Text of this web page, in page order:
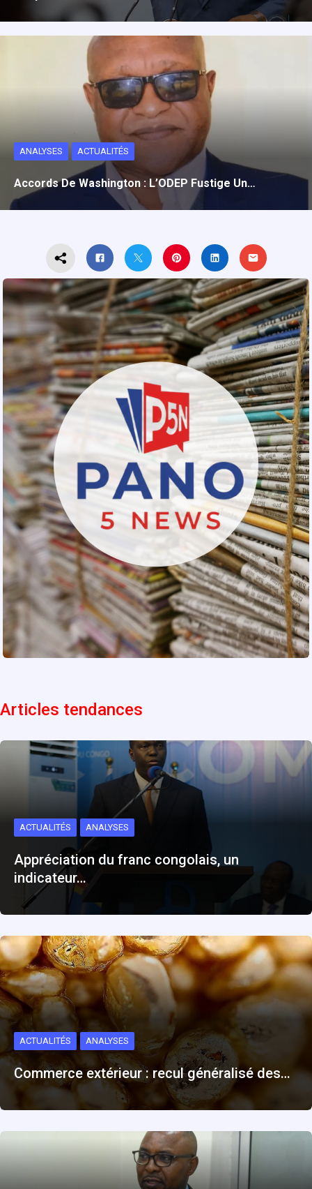
ANALYSES ACTUALITÉS
Accords De Washington : L’ODEP Fustige Un…
Articles tendances
ACTUALITÉS ANALYSES
Appréciation du franc congolais, un
indicateur…
ACTUALITÉS ANALYSES
Commerce extérieur : recul généralisé des…